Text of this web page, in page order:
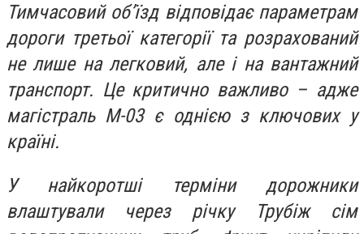
Тимчасовий об’їзд відповідає параметрам
дороги третьої категорії та розрахований
не лише на легковий, але і на вантажний
транспорт. Це критично важливо – адже
магістраль М-03 є однією з ключових у
країні.
У найкоротші терміни дорожники
влаштували через річку Трубіж сім